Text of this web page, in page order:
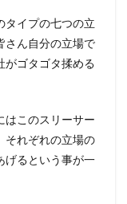
タイプの七つの立
さん自分の立場で
がゴタゴタ揉める
はこのスリーサー
それぞれの立場の
げるという事が一